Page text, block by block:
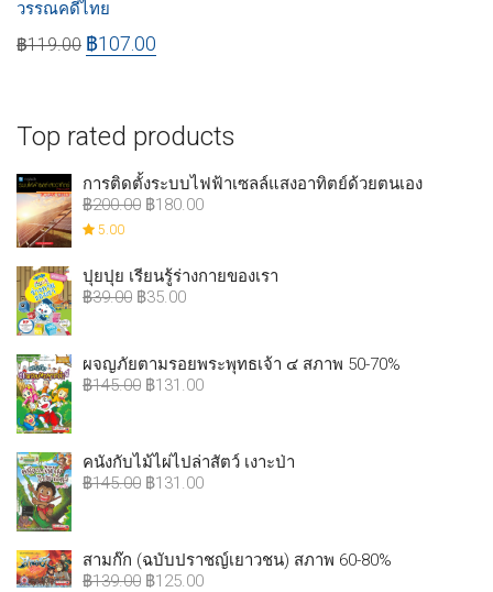
วรรณคดีไทย
฿119.00 ฿107.00
Top rated products
การติดตั้งระบบไฟฟ้าเซลล์แสงอาทิตย์ด้วยตนเอง
฿200.00 ฿180.00
5.00
ปุยปุย เรียนรู้ร่างกายของเรา
฿39.00 ฿35.00
ผจญภัยตามรอยพระพุทธเจ้า ๔ สภาพ 50-70%
฿145.00 ฿131.00
คนังกับไม้ไผ่ไปล่าสัตว์ เงาะป่า
฿145.00 ฿131.00
สามก๊ก (ฉบับปราชญ์เยาวชน) สภาพ 60-80%
฿139.00 ฿125.00